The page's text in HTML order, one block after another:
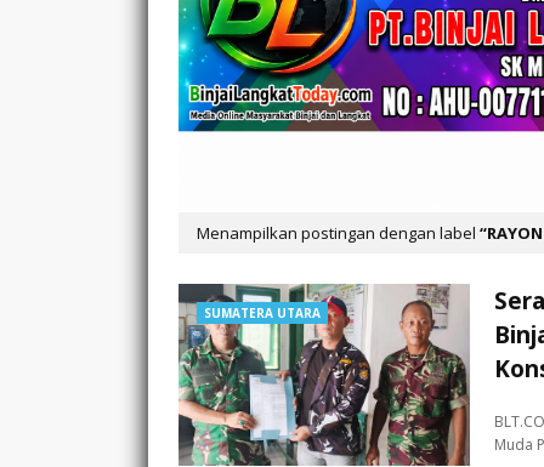
Menampilkan postingan dengan label
SUMATERA UTARA
Muda